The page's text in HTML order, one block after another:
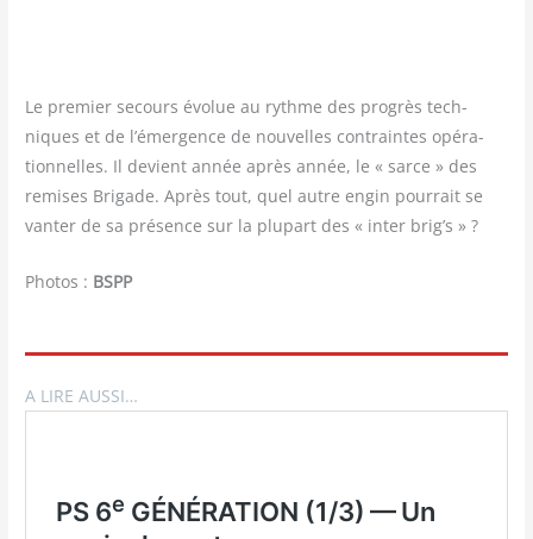
Le pre­mier secours évo­lue au rythme des pro­grès tech­
niques et de l’émergence de nou­velles contraintes opé­ra­
tion­nelles. Il devient année après année, le « sarce » des
remises Bri­gade. Après tout, quel autre engin pour­rait se
van­ter de sa pré­sence sur la plu­part des « inter brig’s » ?
Photos : BSPP
A LIRE AUSSI…